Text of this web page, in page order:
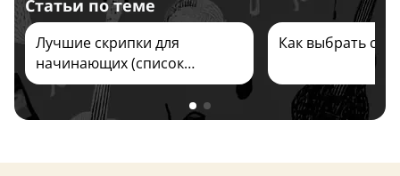
Нет в наличии Нет в наличии
Статьи по теме
Лучшие скрипки для
начинающих (список
брендов) 2026
Как выбрать